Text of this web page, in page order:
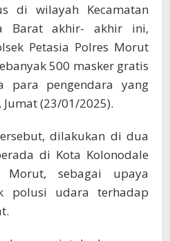
di wilayah Kecamatan
Barat akhir- akhir ini,
Petasia Polres Morut
500 masker gratis
para pengendara yang
(23/01/2025).
dilakukan di dua
di Kota Kolonodale
Morut, sebagai upaya
polusi udara terhadap